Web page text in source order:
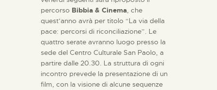
CONTATTI
percorso Bibbia & Cinema, che
quest’anno avrà per titolo “La via della
pace: percorsi di riconciliazione”. Le
quattro serate avranno luogo presso la
sede del Centro Culturale San Paolo, a
partire dalle 20.30. La struttura di ogni
incontro prevede la presentazione di un
film, con la visione di alcune sequenze